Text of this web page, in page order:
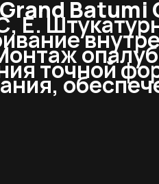
Batumi
Е.
точной